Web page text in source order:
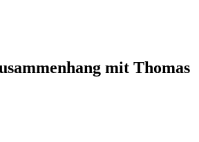
mit Thomas